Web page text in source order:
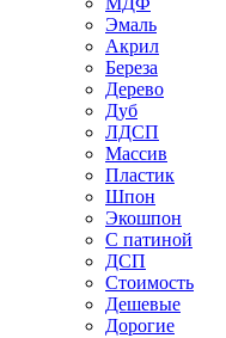
Эмаль
Акрил
Береза
Дерево
Дуб
ЛДСП
Массив
Пластик
Шпон
Экошпон
С патиной
ДСП
Стоимость
Дешевые
Дорогие